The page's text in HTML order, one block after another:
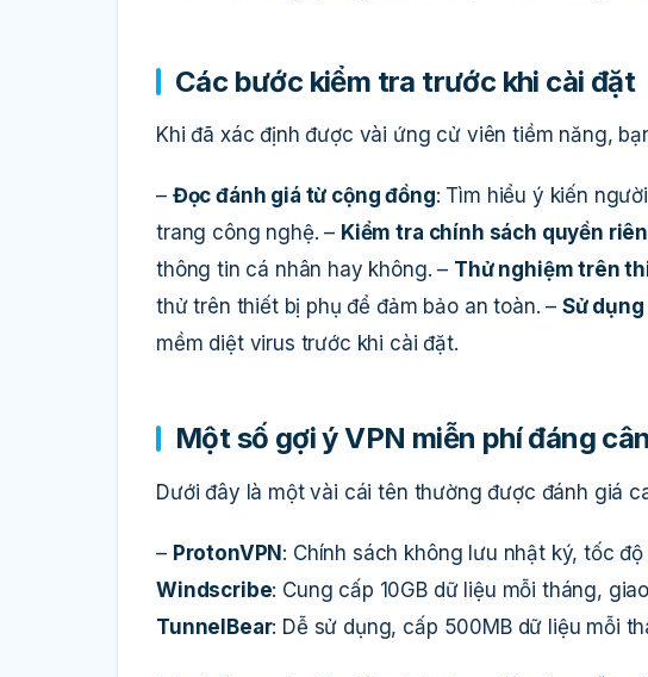
Các bước kiểm tra trước khi cài đặt
Khi đã xác định được vài ứng cử viên tiềm năng,
– Đọc đánh giá từ cộng đồng: Tìm hiểu ý kiến
trang công nghệ. – Kiểm tra chính sách quyền
thông tin cá nhân hay không. – Thử nghiệm trên
thử trên thiết bị phụ để đảm bảo an toàn. – Sử
mềm diệt virus trước khi cài đặt.
Một số gợi ý VPN miễn phí đáng
Dưới đây là một vài cái tên thường được đánh giá
– ProtonVPN : Chính sách không lưu nhật ký, tốc
Windscribe: Cung cấp 10GB dữ liệu mỗi tháng,
TunnelBear: Dễ sử dụng, cấp 500MB dữ liệu mỗi